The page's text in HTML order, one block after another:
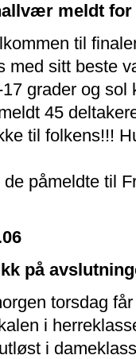
meldt for
til
med sitt beste
17 grader og
45
til folkens!!!
de påmeldte til
på
torsdag
i
i